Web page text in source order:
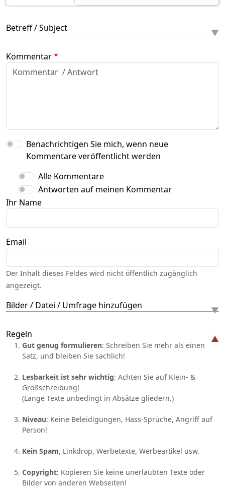
Betreff / Subject
Kommentar
Benachrichtigen Sie mich, wenn neue
Kommentare veröffentlicht werden
Alle Kommentare
Antworten auf meinen Kommentar
Ihr Name
Email
Der Inhalt dieses Feldes wird nicht öffentlich zugänglich
angezeigt.
Bilder / Datei / Umfrage hinzufügen
Regeln
Gut genug formulieren: Schreiben Sie mehr als einen
Satz, und bleiben Sie sachlich!
Lesbarkeit ist sehr wichtig: Achten Sie auf Klein- &
Großschreibung!
(Lange Texte unbedingt in Absätze gliedern.)
Niveau: Keine Beleidigungen, Hass-Sprüche, Angriff auf
Person!
Kein Spam, Linkdrop, Werbetexte, Werbeartikel usw.
Copyright: Kopieren Sie keine unerlaubten Texte oder
Bilder von anderen Webseiten!